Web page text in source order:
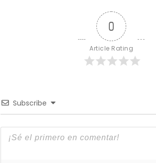
0
Article Rating
Subscribe